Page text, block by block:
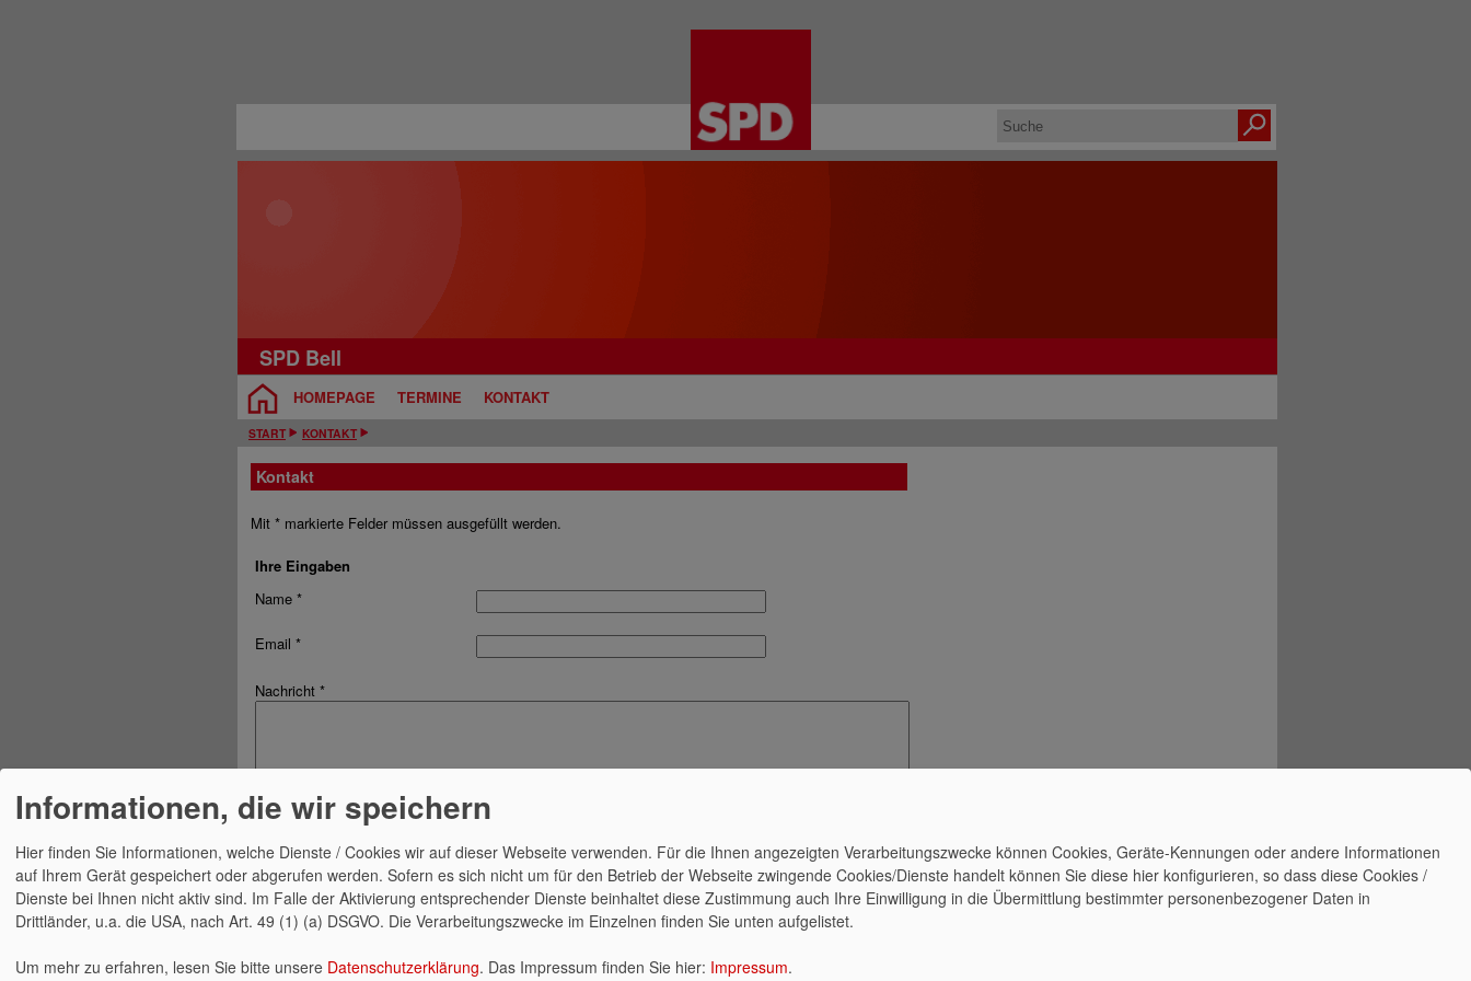
SPD Bell
HOMEPAGE TERMINE KONTAKT
START KONTAKT
Kontakt
Mit * markierte Felder müssen ausgefüllt werden.
Ihre Eingaben
Name *
Email *
Nachricht *
Informationen, die wir speichern
Hier finden Sie Informationen, welche Dienste / Cookies wir auf dieser Webseite verwenden. Für die Ihnen angezeigten Verarbeitungszwecke können Cookies, Geräte-Kennungen oder andere Informationen
auf Ihrem Gerät gespeichert oder abgerufen werden. Sofern es sich nicht um für den Betrieb der Webseite zwingende Cookies/Dienste handelt können Sie diese hier konfigurieren, so dass diese Cookies /
Dienste bei Ihnen nicht aktiv sind. Im Falle der Aktivierung entsprechender Dienste beinhaltet diese Zustimmung auch Ihre Einwilligung in die Übermittlung bestimmter personenbezogener Daten in
Drittländer, u.a. die USA, nach Art. 49 (1) (a) DSGVO. Die Verarbeitungszwecke im Einzelnen finden Sie unten aufgelistet.
Um mehr zu erfahren, lesen Sie bitte unsere Datenschutzerklärung. Das Impressum finden Sie hier: Impressum.